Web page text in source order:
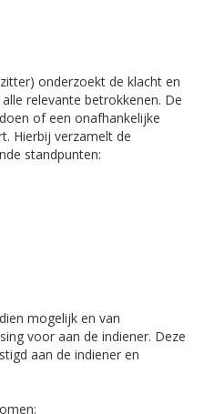
onderzoekt de klacht en
relevante betrokkenen. De
of een onafhankelijke
Hierbij verzamelt de
standpunten:
mogelijk en van
voor aan de indiener. Deze
aan de indiener en